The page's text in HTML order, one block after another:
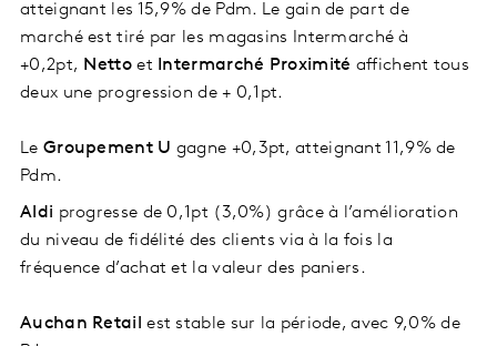
atteignant les 15,9% de Pdm. Le gain de part de
marché est tiré par les magasins Intermarché à
+0,2pt, Nettoet Intermarché Proximité affichent tous
deux une progression de + 0,1pt.
Le Groupement U gagne +0,3pt, atteignant 11,9% de
Pdm.
Aldi progresse de 0,1pt (3,0%) grâce à l’amélioration
du niveau de fidélité des clients via à la fois la
fréquence d’achat et la valeur des paniers.
Auchan Retail
est stable sur la période, avec 9,0% de